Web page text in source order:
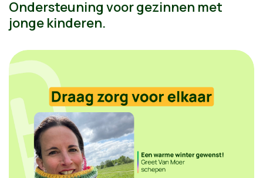
Ondersteuning voor gezinnen met
jonge kinderen.